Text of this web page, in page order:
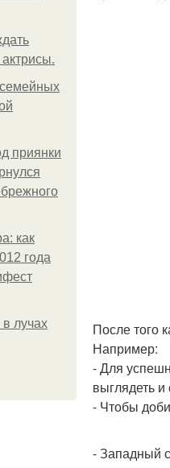
приянки
как
года
лучах
После того
Например:
- Для
выглядеть
- Чтобы
- Западный